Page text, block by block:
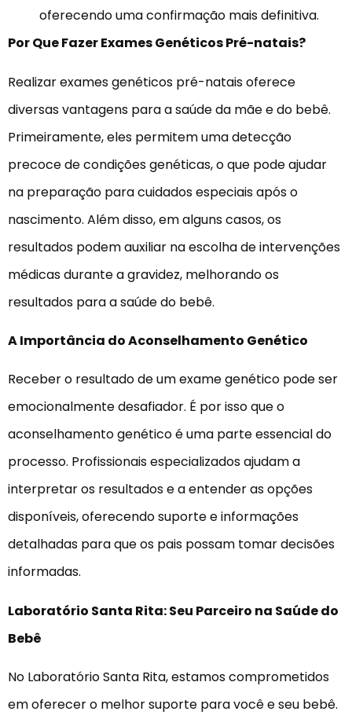
oferecendo uma confirmação mais definitiva.
Por Que Fazer Exames Genéticos Pré-natais?
Realizar exames genéticos pré-natais oferece
diversas vantagens para a saúde da mãe e do bebê.
Primeiramente, eles permitem uma detecção
precoce de condições genéticas, o que pode ajudar
na preparação para cuidados especiais após o
nascimento. Além disso, em alguns casos, os
resultados podem auxiliar na escolha de intervenções
médicas durante a gravidez, melhorando os
resultados para a saúde do bebê.
A Importância do Aconselhamento Genético
Receber o resultado de um exame genético pode ser
emocionalmente desafiador. É por isso que o
aconselhamento genético é uma parte essencial do
processo. Profissionais especializados ajudam a
interpretar os resultados e a entender as opções
disponíveis, oferecendo suporte e informações
detalhadas para que os pais possam tomar decisões
informadas.
Laboratório Santa Rita: Seu Parceiro na Saúde do
Bebê
No Laboratório Santa Rita, estamos comprometidos
em oferecer o melhor suporte para você e seu bebê.